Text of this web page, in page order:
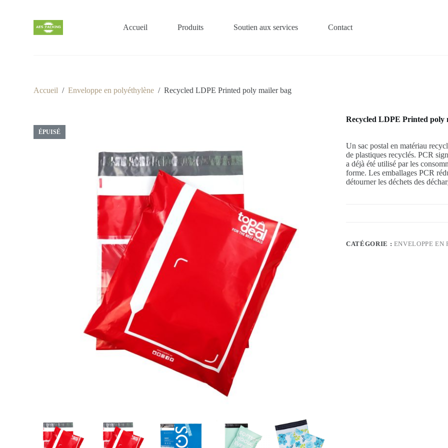
Accueil Produits Soutien aux services Contact
Accueil / Enveloppe en polyéthylène / Recycled LDPE Printed poly mailer bag
ÉPUISÉ
Recycled LDPE Printed poly
Un sac postal en matériau
de plastiques recyclés. PCR
a déjà été utilisé par les
forme. Les emballages PCR
détourner les déchets des
CATÉGORIE : ENVELOPPE EN